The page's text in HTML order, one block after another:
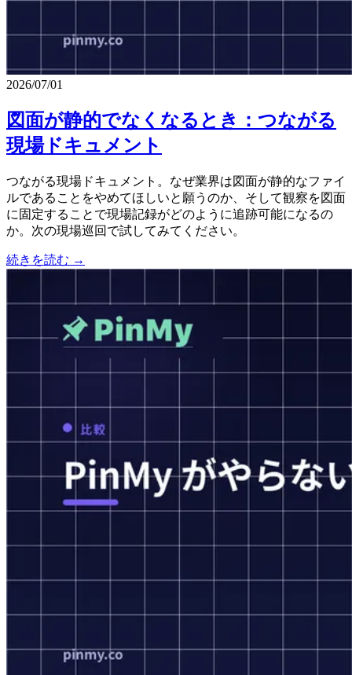
2026/07/01
図面が静的でなくなるとき：つながる
現場ドキュメント
つながる現場ドキュメント。なぜ業界は図面が静的なファイ
ルであることをやめてほしいと願うのか、そして観察を図面
に固定することで現場記録がどのように追跡可能になるの
か。次の現場巡回で試してみてください。
続きを読む →